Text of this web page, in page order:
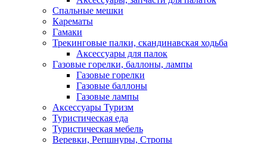
Спальные мешки
Карематы
Гамаки
Трекинговые палки, скандинавская ходьба
Аксессуары для палок
Газовые горелки, баллоны, лампы
Газовые горелки
Газовые баллоны
Газовые лампы
Аксессуары Туризм
Туристическая еда
Туристическая мебель
Веревки, Репшнуры, Стропы